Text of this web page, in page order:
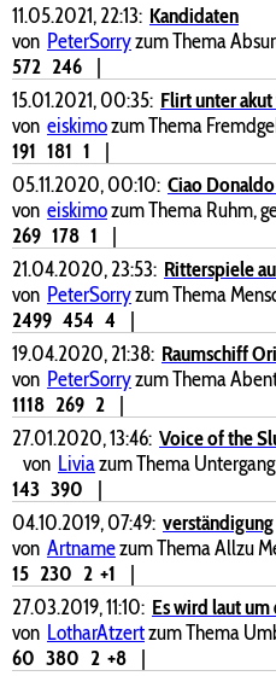
11.05.2021, 22:13: Kandidaten
von PeterSorryzum Thema
572 246
|
15.01.2021, 00:35: Flirt unter
von eiskimozum Thema
191 181 1
|
05.11.2020, 00:10: Ciao
von eiskimozum Thema Ruhm,
269 178 1
|
21.04.2020, 23:53: Ritterspiele
von PeterSorryzum Thema
2499 454 4
|
19.04.2020, 21:38: Raumschiff
von PeterSorryzum Thema
1118 269 2
|
27.01.2020, 13:46: Voice of the
von Liviazum Thema
143 390
|
04.10.2019, 07:49: verständigung
von Artnamezum Thema Allzu
15 230 2 +1
|
27.03.2019, 11:10: Es wird laut
von LotharAtzertzum Thema
60 380 2 +8
|